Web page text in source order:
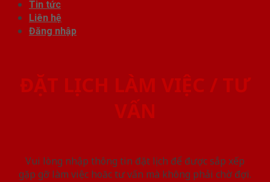
Tin tức
Liên hệ
Đăng nhập
ĐẶT LỊCH LÀM VIỆC / TƯ
VẤN
Vui lòng nhập thông tin đặt lịch để được sắp xếp
gặp gỡ làm việc hoăc tư vấn mà không phải chờ đợi.